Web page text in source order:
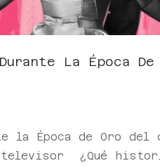
La Época De
la Época de Oro del
televisor ¿Qué